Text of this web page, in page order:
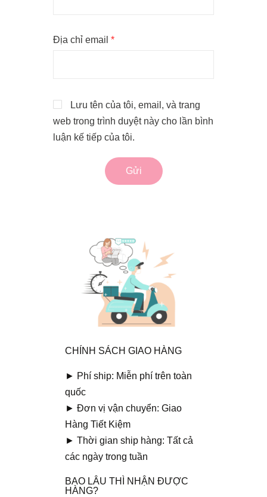
Địa chỉ email *
Lưu tên của tôi, email, và trang
web trong trình duyệt này cho lần bình
luận kế tiếp của tôi.
CHÍNH SÁCH GIAO HÀNG
► Phí ship: Miễn phí trên toàn
quốc
► Đơn vị vận chuyển: Giao
Hàng Tiết Kiệm
► Thời gian ship hàng: Tất cả
các ngày trong tuần
BAO LÂU THÌ NHẬN ĐƯỢC
HÀNG?